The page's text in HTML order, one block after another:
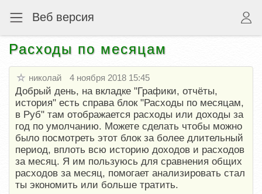
Веб версия
Расходы по месяцам
николай 4 ноября 2018 15:45
Добрый день, на вкладке "Графики, отчёты,
история" есть справа блок "Расходы по месяцам,
в Руб" там отображается расходы или доходы за
год по умолчанию. Можете сделать чтобы можно
было посмотреть этот блок за более длительный
период, вплоть всю историю доходов и расходов
за месяц. Я им пользуюсь для сравнения общих
расходов за месяц, помогает анализировать стал
ты экономить или больше тратить.